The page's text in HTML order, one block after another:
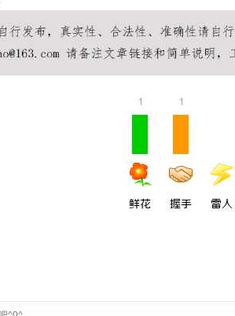
1
鲜花
1
握手 雷人